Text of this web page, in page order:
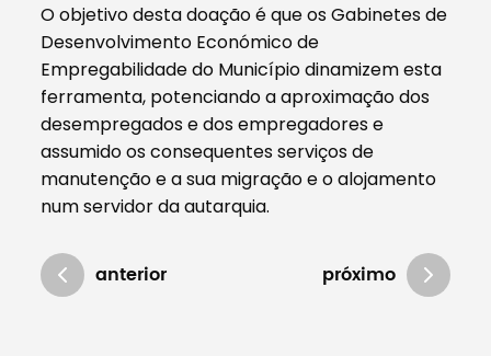
O objetivo desta doação é que os Gabinetes de
Desenvolvimento Económico de
Empregabilidade do Município dinamizem esta
ferramenta, potenciando a aproximação dos
desempregados e dos empregadores e
assumido os consequentes serviços de
manutenção e a sua migração e o alojamento
num servidor da autarquia.
anterior próximo